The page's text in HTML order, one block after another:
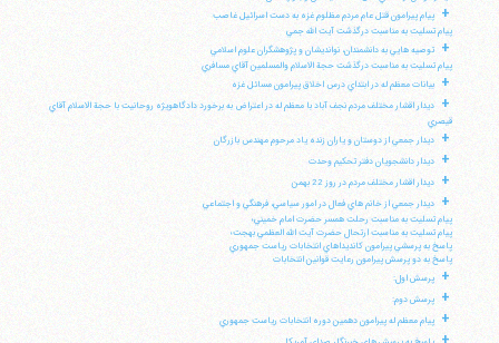
+
پيام پيرامون قتل عام مردم مظلوم غزه به دست اسرائيل غاصب
پيام تسليت به مناسبت درگذشت آيت الله جمي
+
توصيه هايي به دانشمندان، نوانديشان و پژوهشگران علوم اسلامي
پيام تسليت به مناسبت درگذشت حجة الاسلام والمسلمين آقاي مسافري
+ بيانات معظم له در ابتداي درس اخلاق پيرامون مسائل غزه
+
ديدار اقشار مختلف مردم نجف آباد با معظم له در اعتراض به برخورد دادگاهويژه روحانيت با حجة الاسلام آقاي
قيصري
+ ديدار جمعي از دوستان و ياران زنده ياد مرحوم مهندس بازرگان
+ ديدار دانشجويان دفتر تحكيم وحدت
+ ديدار اقشار مختلف مردم در روز 22 بهمن
+
ديدار جمعي از خانم هاي فعال در امور سياسي، فرهنگي و اجتماعي
پيام تسليت به مناسبت رحلت همسر حضرت امام خميني؛
پيام تسليت به مناسبت ارتحال حضرت آيت الله العظمي بهجت؛
پاسخ به پرسشي پيرامون كانديداهاي انتخابات رياست جمهوري
پاسخ به دو پرسش پيرامون رعايت قوانين انتخابات
+ پرسش اول:
+ پرسش دوم:
+ پيام معظم له پيرامون دهمين دوره انتخابات رياست جمهوري